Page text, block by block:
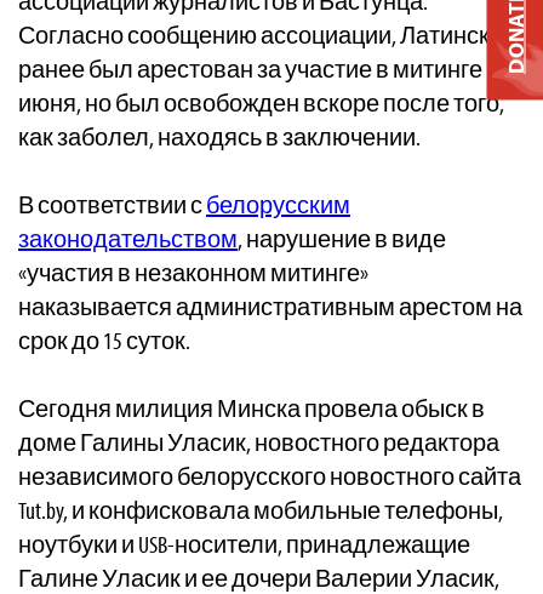
Согласно сообщению ассоциации, Латинский
ранее был арестован за участие в митинге 19
июня, но был освобожден вскоре после того,
как заболел, находясь в заключении.
В соответствии сбелорусским
законодательством, нарушение в виде
«участия в незаконном митинге»
наказывается административным арестом на
срок до 15 суток.
Сегодня милиция Минска провела обыск в
доме Галины Уласик, новостного редактора
независимого белорусского новостного сайта
Tut.by, и конфисковала мобильные телефоны,
ноутбуки и USB-носители, принадлежащие
Галине Уласик и ее дочери Валерии Уласик,
DONATE